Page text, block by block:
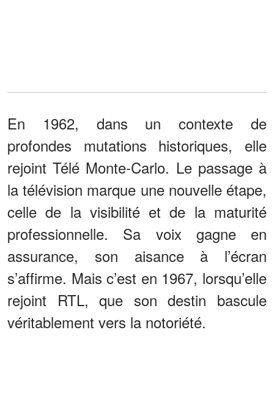
En 1962, dans un contexte de
profondes mutations historiques, elle
rejoint Télé Monte-Carlo. Le passage à
la télévision marque une nouvelle étape,
celle de la visibilité et de la maturité
professionnelle. Sa voix gagne en
assurance, son aisance à l’écran
s’affirme. Mais c’est en 1967, lorsqu’elle
rejoint RTL, que son destin bascule
véritablement vers la notoriété.